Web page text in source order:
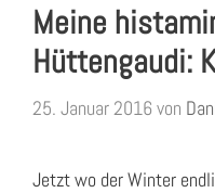
Meine
Hüttengaudi:
25. Januar 2016 von
Jetzt wo der Winter